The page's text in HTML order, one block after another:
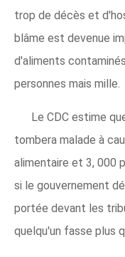
trop de décès et
blâme est devenue
d'aliments
personnes mais mille.
Le CDC estime
tombera malade à
alimentaire et 3, 000
si le gouvernement
portée devant les
quelqu'un fasse plus